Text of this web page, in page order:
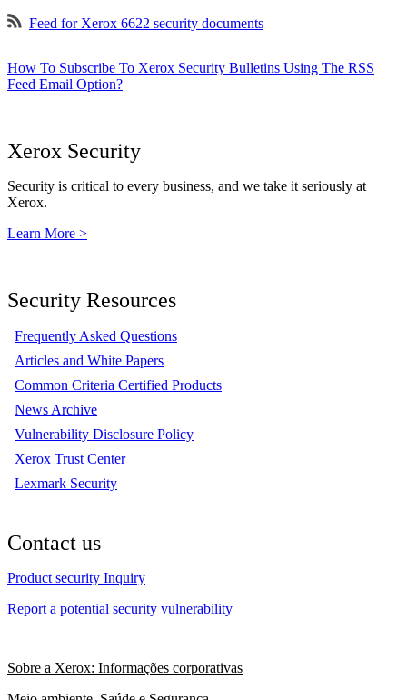
Feed for Xerox 6622 security documents
How To Subscribe To Xerox Security Bulletins Using The RSS
Feed Email Option?
Xerox Security
Security is critical to every business, and we take it seriously at
Xerox.
Learn More >
Security Resources
Frequently Asked Questions
Articles and White Papers
Common Criteria Certified Products
News Archive
Vulnerability Disclosure Policy
Xerox Trust Center
Lexmark Security
Contact us
Product security Inquiry
Report a potential security vulnerability
Sobre a Xerox: Informações corporativas